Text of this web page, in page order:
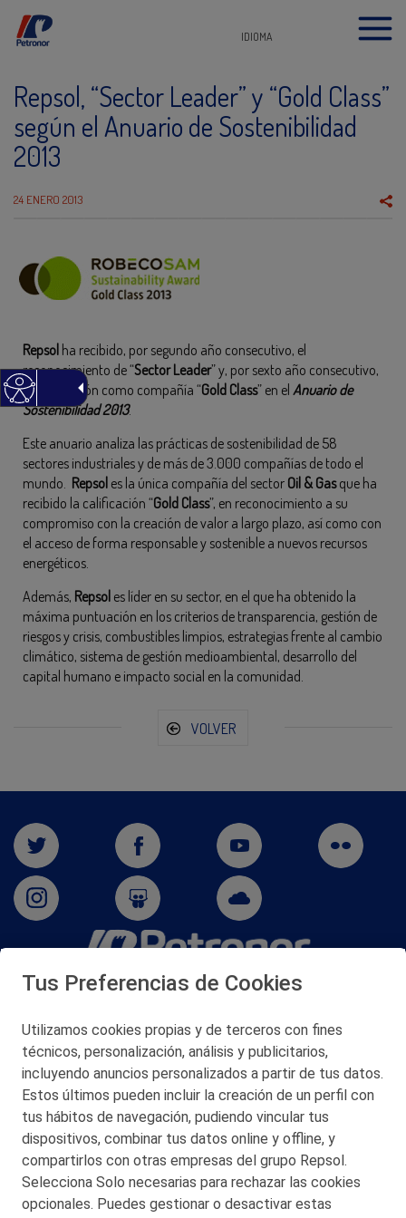
IDIOMA
Repsol, “Sector Leader” y “Gold Class”
según el Anuario de Sostenibilidad
2013
24 ENERO 2013
Repsol ha recibido, por segundo año consecutivo, el
reconocimiento de “Sector Leader” y, por sexto año consecutivo,
la calificación como compañía “Gold Class” en el Anuario de
Sostenibilidad 2013.
Este anuario analiza las prácticas de sostenibilidad de 58
sectores industriales y de más de 3.000 compañías de todo el
mundo. Repsol es la única compañía del sector Oil & Gasque ha
recibido la calificación “Gold Class”, en reconocimiento a su
compromiso con la creación de valor a largo plazo, así como con
el acceso de forma responsable y sostenible a nuevos recursos
energéticos.
Además, Repsol es líder en su sector, en el que ha obtenido la
máxima puntuación en los criterios de transparencia, gestión de
riesgos y crisis, combustibles limpios, estrategias frente al cambio
climático, sistema de gestión medioambiental, desarrollo del
capital humano e impacto social en la comunidad.
VOLVER
San Martín 5-Edificio Muñatones,
© 2026 Petronor S.A.
CONTACTO
MAPA WEB
Tus Preferencias de Cookies
Utilizamos cookies propias y de terceros con fines
técnicos, personalización, análisis y publicitarios,
incluyendo anuncios personalizados a partir de tus datos.
Estos últimos pueden incluir la creación de un perfil con
tus hábitos de navegación, pudiendo vincular tus
dispositivos, combinar tus datos online y offline, y
compartirlos con otras empresas del grupo Repsol.
Selecciona Solo necesarias para rechazar las cookies
opcionales. Puedes gestionar o desactivar estas